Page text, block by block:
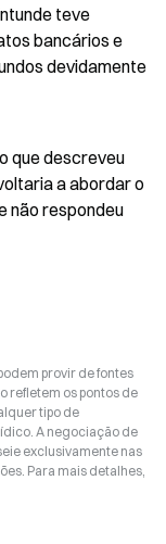
teve
bancários e
devidamente
que descreveu
a abordar o
não respondeu
provir de fontes
refletem os pontos de
tipo de
A negociação de
exclusivamente nas
Para mais detalhes,